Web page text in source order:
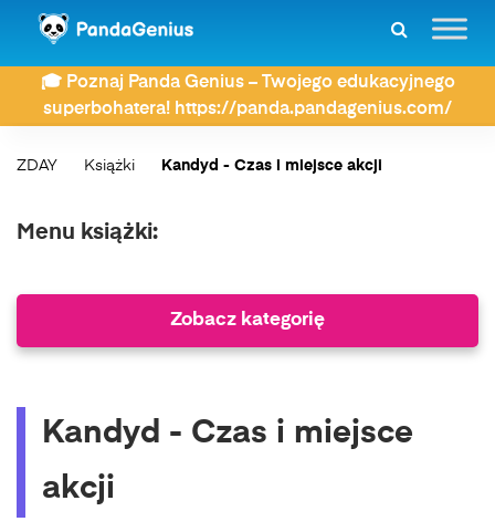
🎓 Poznaj Panda Genius – Twojego edukacyjnego
superbohatera! https://panda.pandagenius.com/
ZDAY Książki Kandyd - Czas i miejsce akcji
Menu książki:
Zobacz kategorię
Kandyd - Czas i miejsce
akcji